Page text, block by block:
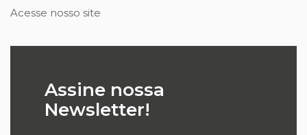
Acesse nosso site
Assine nossa
Newsletter!